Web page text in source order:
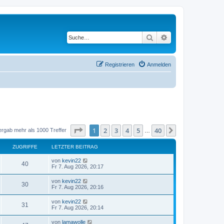
Suche
Anmelden
Registrieren
mehr als 1000 Treffer Seite von40
1 2 3 4 5 40
ZUGRIFFE LETZTER BEITRAG
40Z
u
i
L
e
t
e
r
B
e
i
t
von kevin22
Fr 7. Aug 2026, 20:17
30Z
u
L
e
t
e
r
B
von kevin22
Fr 7. Aug 2026, 20:16
31
u
L
e
von kevin22
Fr 7. Aug 2026, 20:14
L
von lamawolle